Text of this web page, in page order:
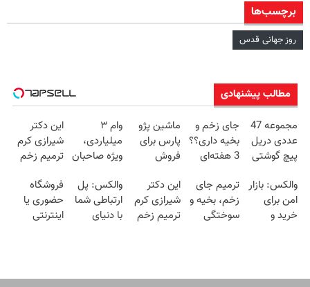
برچسب‌ها
روز جهانی قدس
مطالب پیشنهادی
مجموعه 47
عددی دریل
پیچ گوشتی
(تخفیف به
مدت
محدود)
جای زخم و
بخیه داری؟؟
3 هفته‌ای
ماشین پژو
پارس برای
فروش
سریع
بفروشش
وام ۳
میلیاردی،
ویژه صاحبان
آنلاین و
حضوری
این دکتر
شیرازی کرم
ترمیم زخم
ساخت!!!
والکس: بازار
امن برای
خرید و
ترمیم جای
زخم، بخیه و
سوختگی
این دکتر
شیرازی کرم
ترمیم زخم
والکس: پل
ارتباطی شما
با دنیای
فروشگاه
حضوری یا
اینترنتی
بفروش